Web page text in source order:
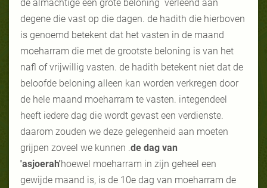
de almachtige een grote beloning verleend aan
degene die vast op die dagen. de hadith die hierboven
is genoemd betekent dat het vasten in de maand
moeharram die met de grootste beloning is van het
nafl of vrijwillig vasten. de hadith betekent niet dat de
beloofde beloning alleen kan worden verkregen door
de hele maand moeharram te vasten. integendeel
heeft iedere dag die wordt gevast een verdienste.
daarom zouden we deze gelegenheid aan moeten
grijpen zoveel we kunnen .de dag van
'asjoerah'hoewel moeharram in zijn geheel een
gewijde maand is, is de 10e dag van moeharram de